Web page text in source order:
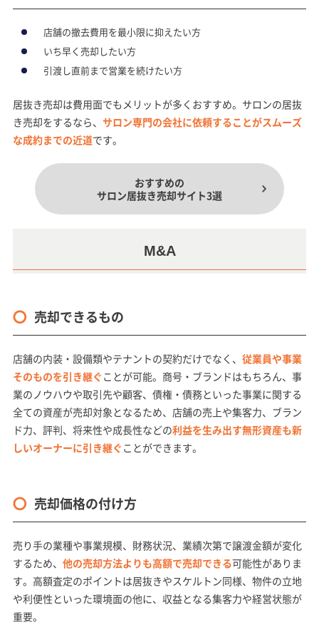
店舗の撤去費用を最小限に抑えたい方
いち早く売却したい方
引渡し直前まで営業を続けたい方
居抜き売却は費用面でもメリットが多くおすすめ。サロンの居抜
き売却をするなら、 サロン専門の会社に依頼することがスムーズ
な成約までの近道です。
おすすめの
サロン居抜き売却サイト3選
M&A
売却できるもの
店舗の内装・設備類やテナントの契約だけでなく、 従業員や事業
そのものを引き継ぐ ことが可能。商号・ブランドはもちろん、事
業のノウハウや取引先や顧客、債権・債務といった事業に関する
全ての資産が売却対象となるため、店舗の売上や集客力、ブラン
ド力、評判、将来性や成長性などの利益を生み出す無形資産も新
しいオーナーに引き継ぐ ことができます。
売却価格の付け方
売り手の業種や事業規模、財務状況、業績次第で譲渡金額が変化
するため、 他の売却方法よりも高額で売却できる可能性がありま
す。高額査定のポイントは居抜きやスケルトン同様、物件の立地
や利便性といった環境面の他に、収益となる集客力や経営状態が
重要。